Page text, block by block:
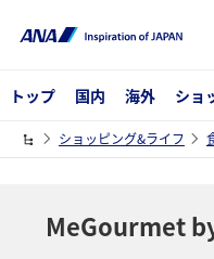
トップ 国内 海外 ショ
ショッピング&ライフ
MeGourmet